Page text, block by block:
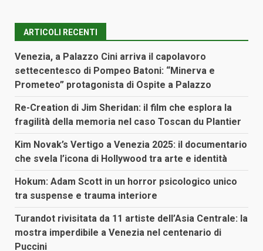
ARTICOLI RECENTI
Venezia, a Palazzo Cini arriva il capolavoro
settecentesco di Pompeo Batoni: “Minerva e
Prometeo” protagonista di Ospite a Palazzo
Re-Creation di Jim Sheridan: il film che esplora la
fragilità della memoria nel caso Toscan du Plantier
Kim Novak’s Vertigo a Venezia 2025: il documentario
che svela l’icona di Hollywood tra arte e identità
Hokum: Adam Scott in un horror psicologico unico
tra suspense e trauma interiore
Turandot rivisitata da 11 artiste dell’Asia Centrale: la
mostra imperdibile a Venezia nel centenario di
Puccini